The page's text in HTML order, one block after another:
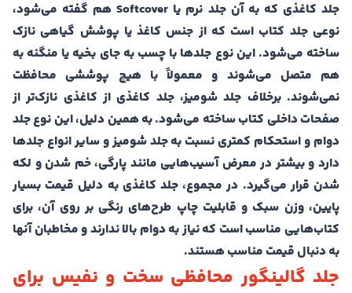
جلد کاغذی که به آن جلد نرم یا Softcover هم گفته می‌شود،
نوعی جلد کتاب است که از جنس کاغذ یا پوشش گیاهی نازک
ساخته می‌شود. این نوع جلدها با چسب به جای بخیه یا منگنه به
هم متصل می‌شوند و معمولاً با هیچ پوششی محافظت
نمی‌شوند. برخلاف جلد شومیز، جلد کاغذی از کاغذی نازک‌تر از
صفحات داخلی کتاب ساخته می‌شود. به همین دلیل، این نوع جلد
دوام و استحکام کمتری نسبت به جلد شومیز و سایر انواع جلدها
دارد و بیشتر در معرض آسیب‌هایی مانند پارگی، خم شدن و لکه
شدن قرار می‌گیرد. در مجموع، جلد کاغذی به دلیل قیمت بسیار
پایین، وزن سبک و قابلیت چاپ طرح‌های رنگی بر روی آن، برای
کتاب‌هایی مناسب است که نیاز به دوام بالا ندارند و مخاطبان آنها
به دنبال قیمت مناسب هستند.
جلد گالینگور محافظی سخت و نفیس برای